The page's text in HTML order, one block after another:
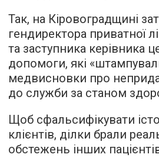
Так, на Кіровоградщині
гендиректора приватної
та заступника керівника
допомоги, які
медвисновки про
до служби за станом
Щоб сфальсифікувати
клієнтів, ділки брали
обстежень інших